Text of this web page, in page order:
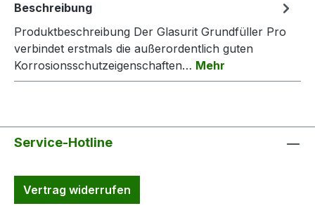
Beschreibung
Produktbeschreibung Der Glasurit Grundfüller Pro
verbindet erstmals die außerordentlich guten
Korrosionsschutzeigenschaften… Mehr
Service-Hotline
Vertrag widerrufen